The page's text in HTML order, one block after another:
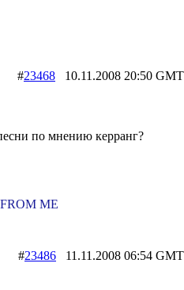
#23468 10.11.2008 20:50
по мнению керранг?
ME
#23486 11.11.2008 06:54